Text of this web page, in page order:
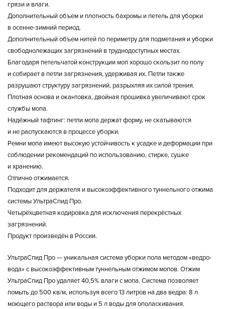
грязи и влаги.
Дополнительный объем и плотность бахромы и петель для уборки
в осенне-зимний период.
Дополнительный объем нитей по периметру для подметания и уборки
свободнолежащих загрязнений в труднодоступных местах.
Благодаря петельчатой конструкции моп хорошо скользит по полу
и собирает в петли загрязнения, удерживая их. Петли также
разрушают структуру загрязнений, разрыхляя их силой трения.
Плотная основа и окантовка, двойная прошивка увеличивают срок
службы мопа.
Надёжный тафтинг: петли мопа держат форму, не скатываются
и не распускаются в процессе уборки.
Ремни мопа имеют высокую устойчивость к усадке и деформации при
соблюдении рекомендаций по использованию, стирке, сушке
и хранению.
Отлично отжимается.
Подходит для держателя и высокоэффективного туннельного отжима
системы УльтраСпид Про.
Четырёхцветная кодировка для исключения перекрёстных
загрязнений.
Продукт произведён в России.
УльтраСпид Про — уникальная система уборки пола методом «ведро-
вода» с высокоэффективным туннельным отжимом мопов. Отжим
УльтраСпид Про удаляет 40,5% влаги с мопа. Система позволяет
помыть до 500 кв/м, используя всего 13 литров на два ведра: 8 л
моющего раствора или воды и 5 л воды для ополаскивания.